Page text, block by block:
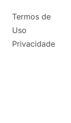
Termos de
Uso
Privacidade